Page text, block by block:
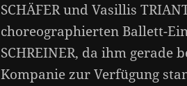
SCHÄFER und Vasillis
choreographierten Ballett-
SCHREINER, da ihm gerade
Kompanie zur Verfügung